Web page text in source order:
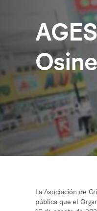
La Asociación de
pública que el